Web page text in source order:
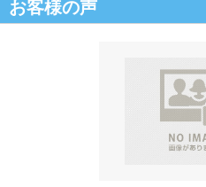
お客様の声